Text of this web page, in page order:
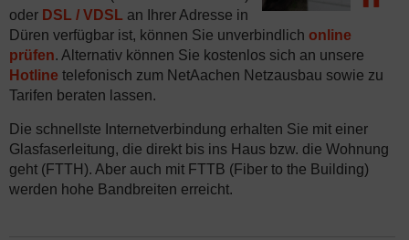
oder DSL / VDSL an Ihrer Adresse in
Düren verfügbar ist, können Sie unverbindlich online
prüfen. Alternativ können Sie kostenlos sich an unsere
Hotline telefonisch zum NetAachen Netzausbau sowie zu
Tarifen beraten lassen.
Die schnellste Internetverbindung erhalten Sie mit einer
Glasfaserleitung, die direkt bis ins Haus bzw. die Wohnung
geht (FTTH). Aber auch mit FTTB (Fiber to the Building)
werden hohe Bandbreiten erreicht.